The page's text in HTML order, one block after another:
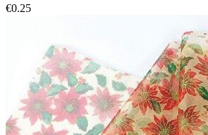
€0.25